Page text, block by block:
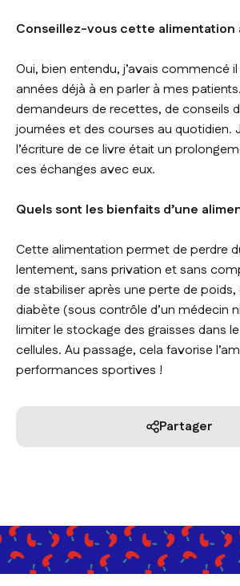
Conseillez-vous cette alimentation
Oui, bien entendu, j’avais commencé
années déjà à en parler à mes
demandeurs de recettes, de conseils
journées et des courses au quotidien.
l’écriture de ce livre était un
ces échanges avec eux.
Quels sont les bienfaits d’une
Cette alimentation permet de perdre
lentement, sans privation et sans
de stabiliser après une perte de poids,
diabète (sous contrôle d’un médecin
limiter le stockage des graisses dans
cellules. Au passage, cela favorise
performances sportives !
Partager